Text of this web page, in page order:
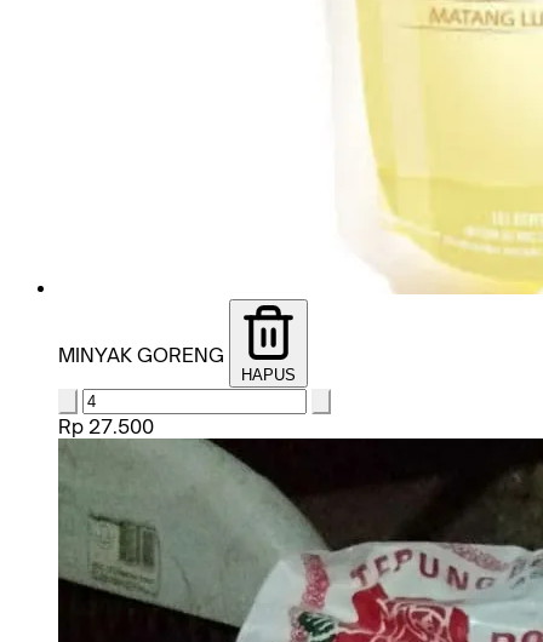
MINYAK GORENG
HAPUS
Rp 27.500